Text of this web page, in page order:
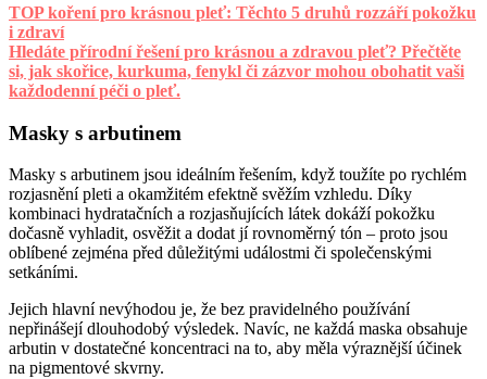
TOP koření pro krásnou pleť: Těchto 5 druhů rozzáří pokožku
i zdraví
Hledáte přírodní řešení pro krásnou a zdravou pleť? Přečtěte
si, jak skořice, kurkuma, fenykl či zázvor mohou obohatit vaši
každodenní péči o pleť.
Masky s arbutinem
Masky s arbutinem jsou ideálním řešením, když toužíte po rychlém
rozjasnění pleti a okamžitém efektně svěžím vzhledu. Díky
kombinaci hydratačních a rozjasňujících látek dokáží pokožku
dočasně vyhladit, osvěžit a dodat jí rovnoměrný tón – proto jsou
oblíbené zejména před důležitými událostmi či společenskými
setkáními.
Jejich hlavní nevýhodou je, že bez pravidelného používání
nepřinášejí dlouhodobý výsledek. Navíc, ne každá maska obsahuje
arbutin v dostatečné koncentraci na to, aby měla výraznější účinek
na pigmentové skvrny.